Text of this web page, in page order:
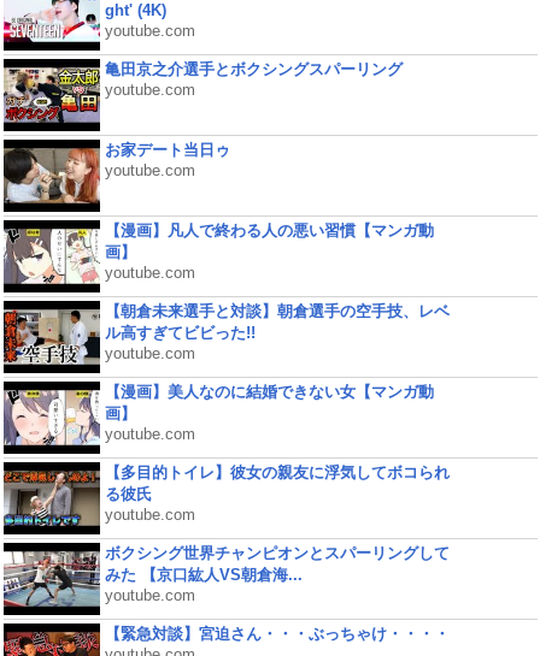
ght' (4K)
youtube.com
亀田京之介選手とボクシングスパーリング
youtube.com
お家デート当日ゥ
youtube.com
【漫画】凡人で終わる人の悪い習慣【マンガ動
画】
youtube.com
【朝倉未来選手と対談】朝倉選手の空手技、レベ
ル高すぎてビビった!!
youtube.com
【漫画】美人なのに結婚できない女【マンガ動
画】
youtube.com
【多目的トイレ】彼女の親友に浮気してボコられ
る彼氏
youtube.com
ボクシング世界チャンピオンとスパーリングして
みた 【京口紘人VS朝倉海...
youtube.com
【緊急対談】宮迫さん・・・ぶっちゃけ・・・・